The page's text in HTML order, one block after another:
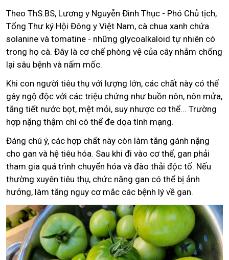
Theo ThS.BS, Lương y Nguyễn Đình Thục - Phó Chủ tịch,
Tổng Thư ký Hội Đông y Việt Nam, cà chua xanh chứa
solanine và tomatine - những glycoalkaloid tự nhiên có
trong họ cà. Đây là cơ chế phòng vệ của cây nhằm chống
lại sâu bệnh và nấm mốc.
Khi con người tiêu thụ với lượng lớn, các chất này có thể
gây ngộ độc với các triệu chứng như buồn nôn, nôn mửa,
tăng tiết nước bọt, mệt mỏi, suy nhược cơ thể... Trường
hợp nặng thậm chí có thể đe dọa tính mạng.
Đáng chú ý, các hợp chất này còn làm tăng gánh nặng
cho gan và hệ tiêu hóa. Sau khi đi vào cơ thể, gan phải
tham gia quá trình chuyển hóa và đào thải độc tố. Nếu
thường xuyên tiêu thụ, chức năng gan có thể bị ảnh
hưởng, làm tăng nguy cơ mắc các bệnh lý về gan.